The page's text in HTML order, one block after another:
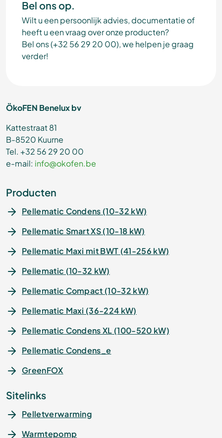
Bel ons op.
Wilt u een persoonlijk advies, documentatie of
heeft u een vraag over onze producten?
Bel ons (+32 56 29 20 00), we helpen je graag
verder!
ÖkoFEN Benelux bv
Kattestraat 81
B-8520 Kuurne
Tel. +32 56 29 20 00
e-mail: info@okofen.be
Producten
Pellematic Condens (10-32 kW)
Pellematic Smart XS (10-18 kW)
Pellematic Maxi mit BWT (41-256 kW)
Pellematic (10-32 kW)
Pellematic Compact (10-32 kW)
Pellematic Maxi (36-224 kW)
Pellematic Condens XL (100-520 kW)
Pellematic Condens_e
GreenFOX
Sitelinks
Pelletverwarming
Warmtepomp